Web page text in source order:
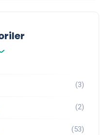
(3)
(2)
(53)